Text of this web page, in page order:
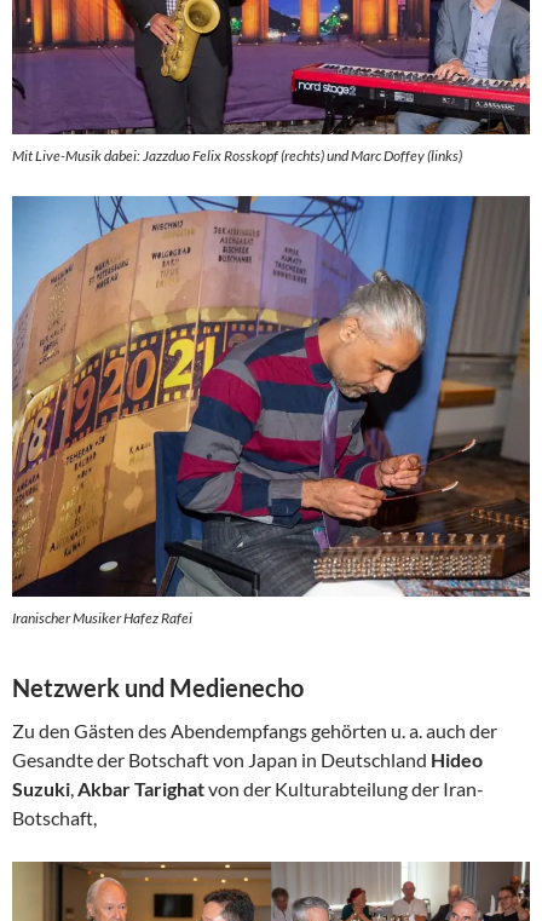
Mit Live-Musik dabei: Jazzduo Felix Rosskopf (rechts) und Marc Doffey (links)
Iranischer Musiker Hafez Rafei
Netzwerk und Medienecho
Zu den Gästen des Abendempfangs gehörten u. a. auch der
Gesandte der Botschaft von Japan in Deutschland Hideo
Suzuki,Akbar Tarighatvon der Kulturabteilung der Iran-
Botschaft,